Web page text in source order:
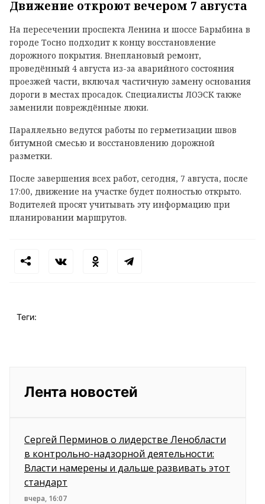
Движение откроют вечером 7 августа
На пересечении проспекта Ленина и шоссе Барыбина в
городе Тосно подходит к концу восстановление
дорожного покрытия. Внеплановый ремонт,
проведённый 4 августа из-за аварийного состояния
проезжей части, включал частичную замену основания
дороги в местах просадок. Специалисты ЛОЭСК также
заменили повреждённые люки.
Параллельно ведутся работы по герметизации швов
битумной смесью и восстановлению дорожной
разметки.
После завершения всех работ, сегодня, 7 августа, после
17:00, движение на участке будет полностью открыто.
Водителей просят учитывать эту информацию при
планировании маршрутов.
Теги:
Лента новостей
Сергей Перминов о лидерстве Ленобласти
в контрольно-надзорной деятельности:
Власти намерены и дальше развивать этот
стандарт
вчера, 16:07